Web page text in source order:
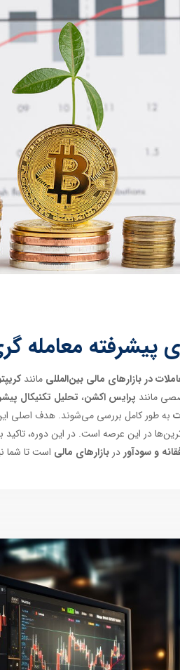
معامله
در بازارهای مالی بین‌المللی مانند
مانند پرایس اکشن، تحلیل تکنیکال
به طور کامل بررسی می‌شوند. هدف اصلی
در این عرصه است. در این دوره، تاکید
و سودآور در بازارهای مالی است تا شما